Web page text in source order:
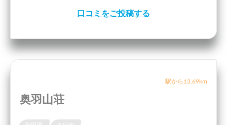
口コミをご投稿する
駅から13.69km
奥羽山荘